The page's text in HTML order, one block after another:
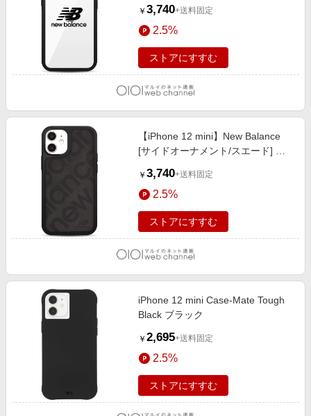
インテリア・寝具
旅行・レジャー・ホテル予約
金融・マネー・保険
デジタルコンテンツ
ビジネス・その他サービス
旅行特集
わくわく夏特集
50万ポイント山分けキャンペーン
とことん買い物チャレンジ
Apple公式サイト×楽天カード分割払い
Samsung ボーナスキャンペーン
週末の高還元 夏の長期版
￥ 3,740+送料固定
2.5%
ストアにすすむ
【iPhone 12 mini】New Balance
[サイドオーナメント/スエード] ブ
￥ 3,740+送料固定
2.5%
ストアにすすむ
iPhone 12 mini Case-Mate Tough
Black ブラック
￥ 2,695+送料固定
2.5%
ストアにすすむ